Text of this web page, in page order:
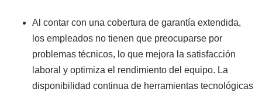
Al contar con una cobertura de garantía extendida,
los empleados no tienen que preocuparse por
problemas técnicos, lo que mejora la satisfacción
laboral y optimiza el rendimiento del equipo. La
disponibilidad continua de herramientas tecnológicas